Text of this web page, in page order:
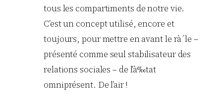
tous les compartiments de notre vie.
C’est un concept utilisé, encore et
toujours, pour mettre en avant le rà´le –
présenté comme seul stabilisateur des
relations sociales – de l’à‰tat
omniprésent. De l’air !